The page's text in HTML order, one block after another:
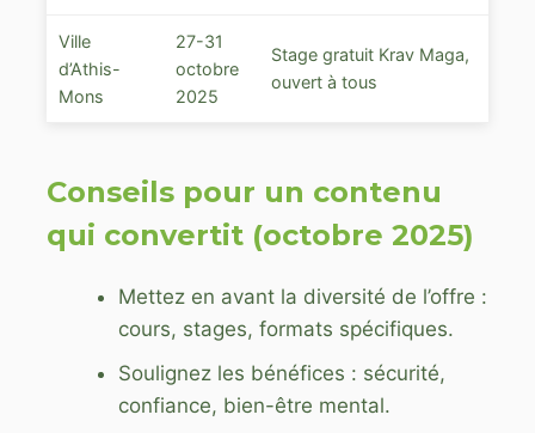
Ville
d’Athis-
Mons
27-31
octobre
2025
Stage gratuit Krav Maga,
ouvert à tous
Conseils pour un contenu
qui convertit (octobre 2025)
Mettez en avant la diversité de l’offre :
cours, stages, formats spécifiques.
Soulignez les bénéfices : sécurité,
confiance, bien-être mental.